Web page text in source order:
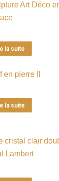
Art Déco
la suite
en pierre II
la suite
cristal clair
Lambert